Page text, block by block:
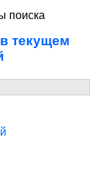
поиска
текущем